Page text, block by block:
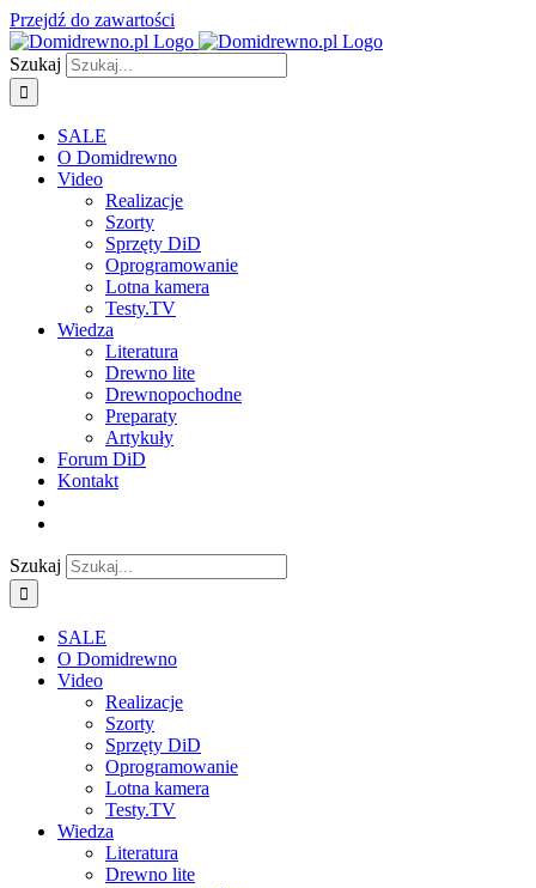
Przejdź do zawartości
Szukaj
SALE
O Domidrewno
Video
Realizacje
Szorty
Sprzęty DiD
Oprogramowanie
Lotna kamera
Testy.TV
Wiedza
Literatura
Drewno lite
Drewnopochodne
Preparaty
Artykuły
Forum DiD
Kontakt
Szukaj
SALE
O Domidrewno
Video
Realizacje
Szorty
Sprzęty DiD
Oprogramowanie
Lotna kamera
Testy.TV
Wiedza
Literatura
Drewno lite